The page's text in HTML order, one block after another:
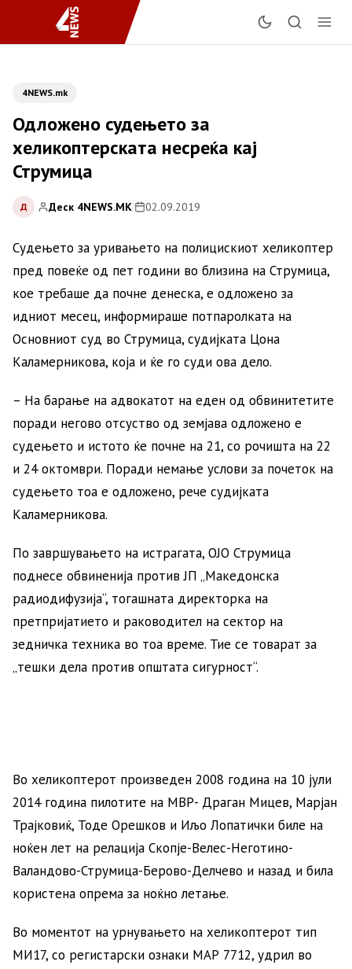
4NEWS.mk
Одложено судењето за
хеликоптерската несреќа кај
Струмица
Д Деск 4NEWS.MK| 02.09.2019
Судењето за уривањето на полицискиот хеликоптер
пред повеќе од пет години во близина на Струмица,
кое требаше да почне денеска, е одложено за
идниот месец, информираше потпаролката на
Основниот суд во Струмица, судијката Цона
Каламерникова, која и ќе го суди ова дело.
– На барање на адвокатот на еден од обвинитетите
поради негово отсуство од земјава одложено е
судењето и истото ќе почне на 21, со рочишта на 22
и 24 октомври. Поради немање услови за почеток на
судењето тоа е одложено, рече судијката
Каламерникова.
По завршувањето на истрагата, ОЈО Струмица
поднесе обвиненија против ЈП „Македонска
радиодифузија“, тогашната директорка на
претпријатието и раководител на сектор на
зедничка техника во тоа време. Тие се товарат за
„тешки дела против општата сигурност“.
Во хеликоптерот произведен 2008 година на 10 јули
2014 година пилотите на МВР- Драган Мицев, Марјан
Трајкoвиќ, Тоде Орешков и Иљо Лопатички биле на
ноќен лет на релација Скопје-Велес-Неготино-
Валандово-Струмица-Берово-Делчево и назад и била
користена опрема за ноќно летање.
Во моментот на урнувањето на хеликоптерот тип
МИ17, со регистарски ознаки МАР 7712, удрил во